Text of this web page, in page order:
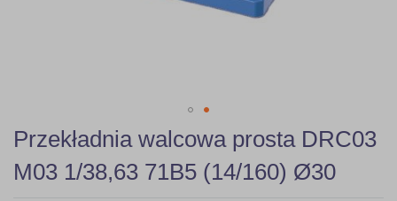
Skip
to
the
beginning
Przekładnia walcowa prosta DRC03
M03 1/38,63 71B5 (14/160) Ø30